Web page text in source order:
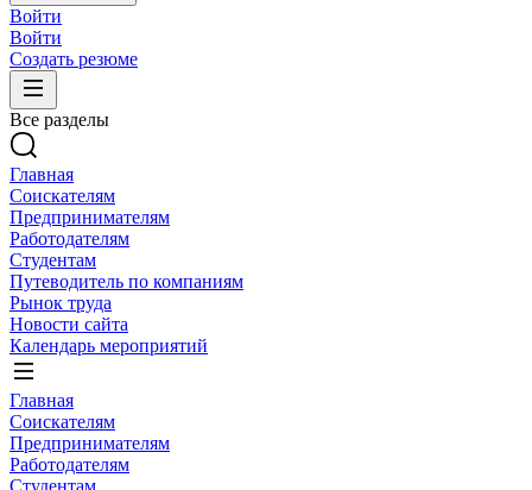
Войти
Войти
Создать резюме
Все разделы
Главная
Соискателям
Предпринимателям
Работодателям
Студентам
Путеводитель по компаниям
Рынок труда
Новости сайта
Календарь мероприятий
Главная
Соискателям
Предпринимателям
Работодателям
Студентам